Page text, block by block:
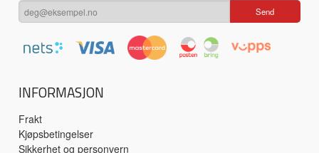
INFORMASJON
Frakt
Kjøpsbetingelser
Sikkerhet og personvern